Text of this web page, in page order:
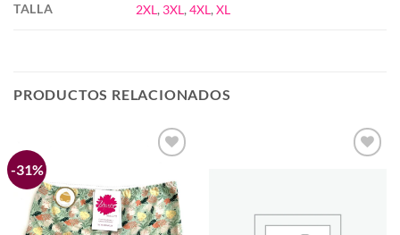
TALLA 2XL, 3XL,4XL,XL
PRODUCTOS RELACIONADOS
-31%
a la
lista de
deseos